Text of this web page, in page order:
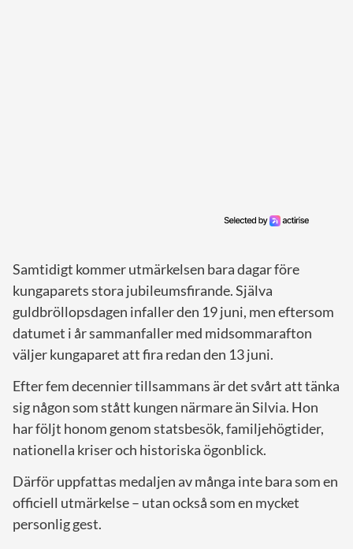
Samtidigt kommer utmärkelsen bara dagar före
kungaparets stora jubileumsfirande. Själva
guldbröllopsdagen infaller den 19 juni, men eftersom
datumet i år sammanfaller med midsommarafton
väljer kungaparet att fira redan den 13 juni.
Efter fem decennier tillsammans är det svårt att tänka
sig någon som stått kungen närmare än Silvia. Hon
har följt honom genom statsbesök, familjehögtider,
nationella kriser och historiska ögonblick.
Därför uppfattas medaljen av många inte bara som en
officiell utmärkelse – utan också som en mycket
personlig gest.